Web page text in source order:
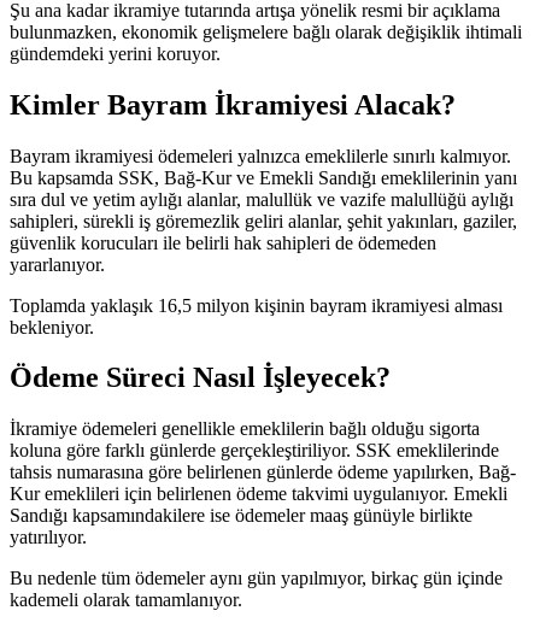
Şu ana kadar ikramiye tutarında artışa yönelik resmi bir açıklama
bulunmazken, ekonomik gelişmelere bağlı olarak değişiklik ihtimali
gündemdeki yerini koruyor.
Kimler Bayram İkramiyesi Alacak?
Bayram ikramiyesi ödemeleri yalnızca emeklilerle sınırlı kalmıyor.
Bu kapsamda SSK, Bağ-Kur ve Emekli Sandığı emeklilerinin yanı
sıra dul ve yetim aylığı alanlar, malullük ve vazife malullüğü aylığı
sahipleri, sürekli iş göremezlik geliri alanlar, şehit yakınları, gaziler,
güvenlik korucuları ile belirli hak sahipleri de ödemeden
yararlanıyor.
Toplamda yaklaşık 16,5 milyon kişinin bayram ikramiyesi alması
bekleniyor.
Ödeme Süreci Nasıl İşleyecek?
İkramiye ödemeleri genellikle emeklilerin bağlı olduğu sigorta
koluna göre farklı günlerde gerçekleştiriliyor. SSK emeklilerinde
tahsis numarasına göre belirlenen günlerde ödeme yapılırken, Bağ-
Kur emeklileri için belirlenen ödeme takvimi uygulanıyor. Emekli
Sandığı kapsamındakilere ise ödemeler maaş günüyle birlikte
yatırılıyor.
Bu nedenle tüm ödemeler aynı gün yapılmıyor, birkaç gün içinde
kademeli olarak tamamlanıyor.